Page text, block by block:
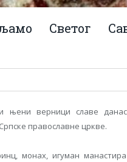
Светог
њени верници славе
православне цркве.
монах, игуман